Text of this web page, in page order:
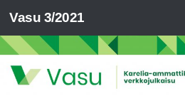
Vasu 3/2021